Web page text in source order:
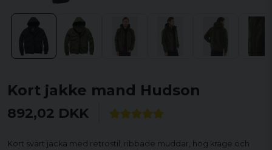
Kort jakke mand Hudson
892,02 DKK
Kort svart jacka med retrostil, ribbade muddar, hög krage och